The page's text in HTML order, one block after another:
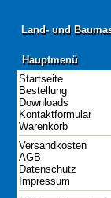
Land- und
Land- und
Hauptmenü
Hauptmenü
Startseite
Bestellung
Downloads
Kontaktformular
Warenkorb
Versandkosten
AGB
Datenschutz
Impressum